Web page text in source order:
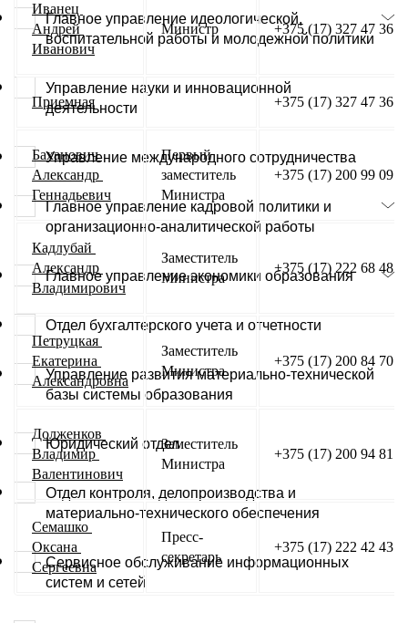
Главное управление идеологической,
воспитательной работы и молодежной политики
Управление науки и инновационной
деятельности
Управление международного сотрудничества
Главное управление кадровой политики и
организационно-аналитической работы
Главное управление экономики образования
Отдел бухгалтерского учета и отчетности
Управление развития материально-технической
базы системы образования
Юридический отдел
Отдел контроля, делопроизводства и
материально-технического обеспечения
Сервисное обслуживание информационных
систем и сетей
Иванец
Андрей
Иванович
Министр +375 (17) 327 47 36
Приемная +375 (17) 327 47 36
Баханович
Александр
Геннадьевич
Первый
заместитель
Министра
+375 (17) 200 99 09
Кадлубай
Александр
Владимирович
Заместитель
Министра
+375 (17) 222 68 48
Петруцкая
Екатерина
Александровна
Заместитель
Министра
+375 (17) 200 84 70
Долженков
Владимир
Валентинович
Заместитель
Министра
+375 (17) 200 94 81
Семашко
Оксана
Сергеевна
Пресс-
секретарь
+375 (17) 222 42 43